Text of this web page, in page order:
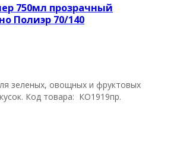
750мл прозрачный
Полиэр 70/140
зеленых, овощных и фруктовых
Код товара: КО1919пр.